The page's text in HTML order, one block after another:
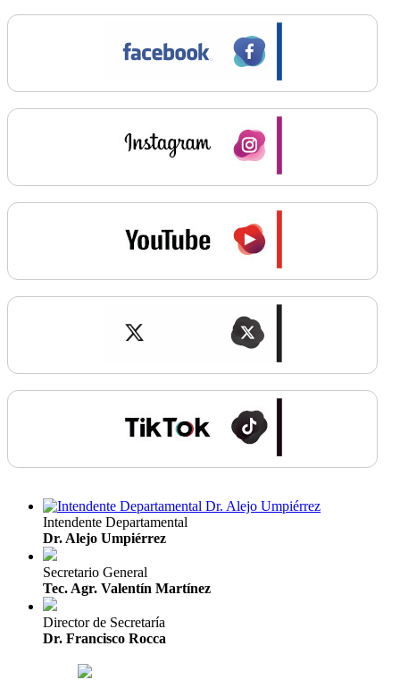
Intendente Departamental
Dr. Alejo Umpiérrez
Secretario General
Tec. Agr. Valentín Martínez
Director de Secretaría
Dr. Francisco Rocca